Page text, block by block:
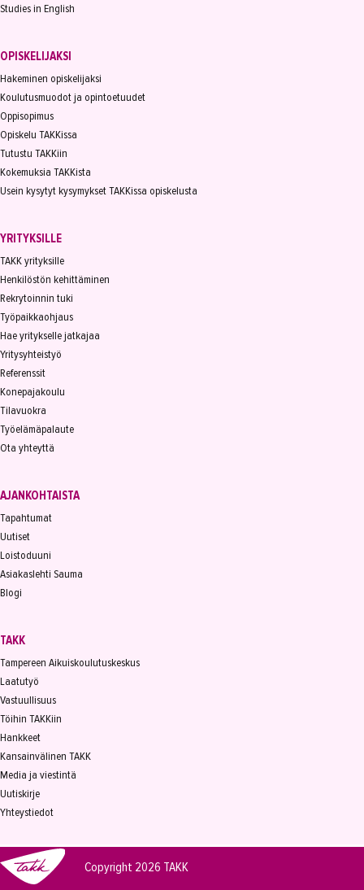
Studies in English
OPISKELIJAKSI
Hakeminen opiskelijaksi
Koulutusmuodot ja opintoetuudet
Oppisopimus
Opiskelu TAKKissa
Tutustu TAKKiin
Kokemuksia TAKKista
Usein kysytyt kysymykset TAKKissa opiskelusta
YRITYKSILLE
TAKK yrityksille
Henkilöstön kehittäminen
Rekrytoinnin tuki
Työpaikkaohjaus
Hae yritykselle jatkajaa
Yritysyhteistyö
Referenssit
Konepajakoulu
Tilavuokra
Työelämäpalaute
Ota yhteyttä
AJANKOHTAISTA
Tapahtumat
Uutiset
Loistoduuni
Asiakaslehti Sauma
Blogi
TAKK
Tampereen Aikuiskoulutuskeskus
Laatutyö
Vastuullisuus
Töihin TAKKiin
Hankkeet
Kansainvälinen TAKK
Media ja viestintä
Uutiskirje
Yhteystiedot
Copyright 2026 TAKK